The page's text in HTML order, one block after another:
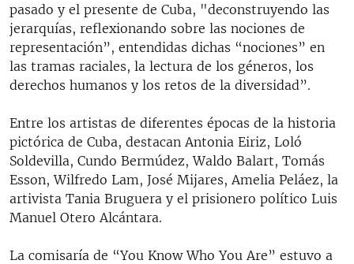
pasado y el presente de Cuba, "deconstruyendo las
jerarquías, reflexionando sobre las nociones de
representación”, entendidas dichas “nociones” en
las tramas raciales, la lectura de los géneros, los
derechos humanos y los retos de la diversidad”.
Entre los artistas de diferentes épocas de la historia
pictórica de Cuba, destacan Antonia Eiriz, Loló
Soldevilla, Cundo Bermúdez, Waldo Balart, Tomás
Esson, Wilfredo Lam, José Mijares, Amelia Peláez, la
artivista Tania Bruguera y el prisionero político Luis
Manuel Otero Alcántara.
La comisaría de “You Know Who You Are” estuvo a